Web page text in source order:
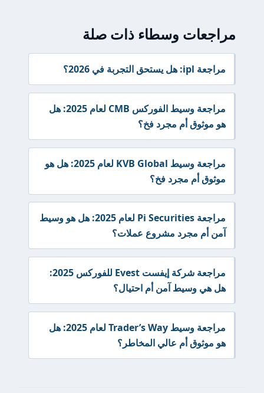
مراجعات وسطاء ذات صلة
مراجعة ipl: هل يستحق التجربة في 2026؟
مراجعة وسيط الفوركس CMB لعام 2025: هل
هو موثوق أم مجرد فخ؟
مراجعة وسيط KVB Global لعام 2025: هل هو
موثوق أم مجرد فخ؟
مراجعة Pi Securities لعام 2025: هل هو وسيط
آمن أم مجرد مشروع عملات؟
مراجعة شركة إيفست Evest للفوركس 2025:
هل هي وسيط آمن أم احتيال؟
مراجعة وسيط Trader’s Way لعام 2025: هل
هو موثوق أم عالي المخاطر؟